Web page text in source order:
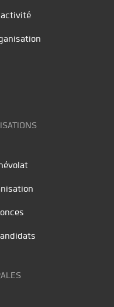
activité